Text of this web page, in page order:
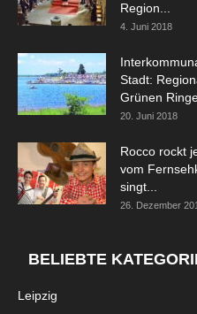
Region...
4. Juni 2018
Stadt:
Grünen
20. Juni 2018
Rocco rockt
vom
singt...
26. Dezember
BELIEBTE
Leipzig